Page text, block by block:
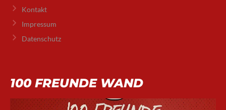
Kontakt
Impressum
Datenschutz
100 FREUNDE WAND